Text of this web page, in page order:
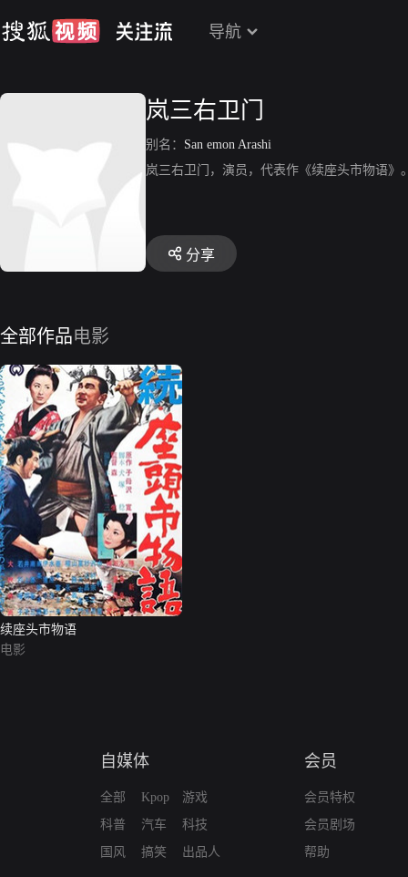
导航
岚三右卫门
别名： San emon Arashi
岚三右卫门，演员，代表作《续座头市物语》
分享
全部作品电影
续座头市物语
电影
自媒体
全部
科普
国风
Kpop
汽车
搞笑
游戏
科技
出品人
会员
会员特权
会员剧场
帮助